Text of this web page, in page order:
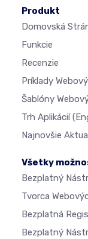
Produkt
Domovská
Funkcie
Recenzie
Príklady
Šablóny
Trh Aplikácií
Najnovšie
Všetky
Bezplatný
Tvorca
Bezplatná
Bezplatný